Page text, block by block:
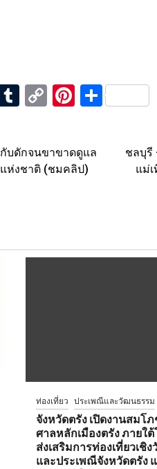
Tumblr
CopyPinterest
Share
บดักจนขาขาดดูแล
ห่งชาติ (ชมคลิป)
ชลบุรี
แม่
ท่องเที่ยว ประเพณีและวัฒนธรรม
จังหวัดตรัง เปิดงานสมโ
ศาลหลักเมืองตรัง ภายใ
ส่งเสริมการท่องเที่ยวเชิ
และประเพณีจังหวัดตรัง